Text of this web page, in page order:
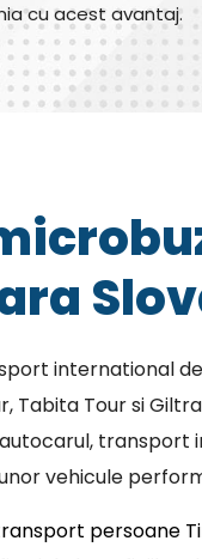
cu acest avantaj.
international
Tabita Tour si
transport
vehicule
persoane